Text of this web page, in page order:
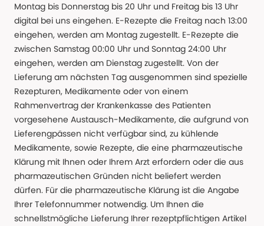
Montag bis Donnerstag bis 20 Uhr und Freitag bis 13 Uhr
digital bei uns eingehen. E-Rezepte die Freitag nach 13:00
eingehen, werden am Montag zugestellt. E-Rezepte die
zwischen Samstag 00:00 Uhr und Sonntag 24:00 Uhr
eingehen, werden am Dienstag zugestellt. Von der
Lieferung am nächsten Tag ausgenommen sind spezielle
Rezepturen, Medikamente oder von einem
Rahmenvertrag der Krankenkasse des Patienten
vorgesehene Austausch-Medikamente, die aufgrund von
Lieferengpässen nicht verfügbar sind, zu kühlende
Medikamente, sowie Rezepte, die eine pharmazeutische
Klärung mit Ihnen oder Ihrem Arzt erfordern oder die aus
pharmazeutischen Gründen nicht beliefert werden
dürfen. Für die pharmazeutische Klärung ist die Angabe
Ihrer Telefonnummer notwendig. Um Ihnen die
schnellstmögliche Lieferung Ihrer rezeptpflichtigen Artikel